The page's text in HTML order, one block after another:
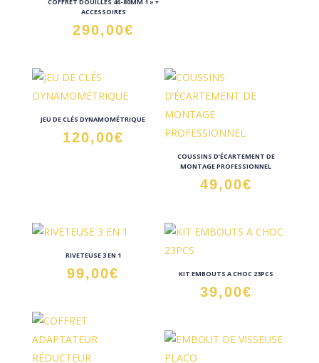
ACCESSOIRES
290,00€
JEU DE CLÉS DYNAMOMÉTRIQUE
120,00€
COUSSINS D’ÉCARTEMENT DE
MONTAGE PROFESSIONNEL
49,00€
RIVETEUSE 3 EN 1
99,00€ KIT EMBOUTS A CHOC 23PCS
39,00€